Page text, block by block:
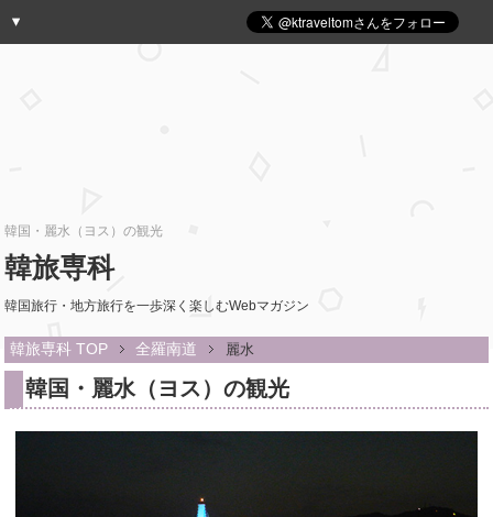
韓国・麗水（ヨス）の観光
韓旅専科
韓国旅行・地方旅行を一歩深く楽しむWebマガジン
韓旅専科 TOP 全羅南道 麗水
韓国・麗水（ヨス）の観光